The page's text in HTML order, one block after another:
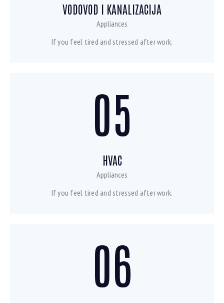
VODOVOD I KANALIZACIJA
Appliances
If you feel tired and stressed after work.
05
HVAC
Appliances
If you feel tired and stressed after work.
06